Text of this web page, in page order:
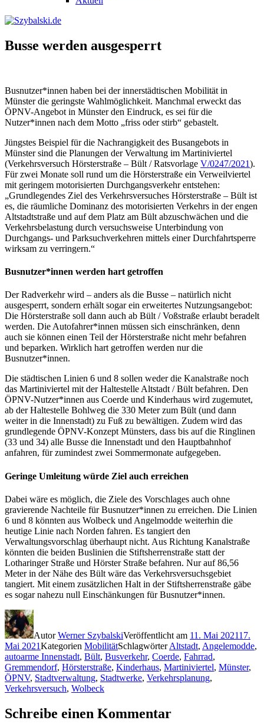
Busse werden ausgesperrt
Busnutzer*innen haben bei der innerstädtischen Mobilität in
Münster die geringste Wahlmöglichkeit. Manchmal erweckt das
ÖPNV-Angebot in Münster den Eindruck, es sei für die
Nutzer*innen nach dem Motto „friss oder stirb“ gebastelt.
Jüngstes Beispiel für die Nachrangigkeit des Busangebots in
Münster sind die Planungen der Verwaltung im Martiniviertel
(Verkehrsversuch Hörsterstraße – Bült / Ratsvorlage V/0247/2021).
Für zwei Monate soll rund um die Hörsterstraße ein Verweilviertel
mit geringem motorisierten Durchgangsverkehr entstehen:
„Grundlegendes Ziel des Verkehrsversuches Hörsterstraße – Bült ist
es, die räumliche Dominanz des motorisierten Verkehrs in der engen
Altstadtstraße und auf dem Platz am Bült abzuschwächen und die
Verkehrsbelastung durch versuchsweise Unterbindung von
Durchgangs- und Parksuchverkehren mittels einer Durchfahrtsperre
wirksam zu verringern.“
Busnutzer*innen werden hart getroffen
Der Radverkehr wird – anders als die Busse – natürlich nicht
ausgesperrt, sondern erhält sogar ein erweitertes Nutzungsangebot:
Die Hörsterstraße soll dann auch ab Bült / Voßstraße erlaubt beradelt
werden. Die Autofahrer*innen müssen sich einschränken, denn
auch sie können einen Teil der Hörsterstraße nicht mehr befahren
und beparken. Wirklich hart getroffen werden nur die
Busnutzer*innen.
Die städtischen Linien 6 und 8 sollen weder die Kanalstraße noch
das Martiniviertel mit der Haltestelle Altstadt / Bült befahren. Den
ÖPNV-Nutzer*innen aus Coerde und Kinderhaus wird zugemutet,
ab der Haltestelle Bohlweg die 330 Meter zum Bült (und dann
weiter in die Innenstadt) zu Fuß zu bewältigen. Zudem wird das
grundlegende ÖPNV-Konzept Münsters, dass bis auf die Ringlinen
(33 und 34) alle Busse die Innenstadt und den Hauptbahnhof
anfahren, für zumindest zwei Sommermonate aufgegeben.
Geringe Umleitung würde Ziel auch erreichen
Dabei wäre es möglich, die Ziele des Vorschlages auch ohne
gravierende Nachteile für Busnutzer*innen zu erreichen. Die Linien
6 und 8 könnten aus Wolbeck und Angelmodde weiterhin die
heutige Linie nach Norden fahren. Es tangiert den
Verwaltungsvorschlag überhaupt nicht. Aus Richtung Kanalstraße
könnten die beiden Buslinien die Stiftsherrenstraße statt der
Lotharinger Straße und Hörster Straße befahren. Nur auf 86,56
Meter in der Nähe des Bült wäre das Verkehrsversuchsgebiet
tangiert. Mit einem zusätzlichen Halt in der Stiftsherrenstraße gäbe
es sogar nahezu null Einschänkungen für Busnutzer*innen.
AutorWerner SzybalskiVeröffentlicht am 11. Mai 202117.
Mai 2021Kategorien MobilitätSchlagwörterAltstadt, Angelemodde,
autoarme Innenstadt, Bült, Busverkehr, Coerde, Fahrrad,
Gremmendorf, Hörsterstraße, Kinderhaus, Martiniviertel, Münster,
ÖPNV, Stadtverwaltung, Stadtwerke, Verkehrsplanung,
Verkehrsversuch, Wolbeck
Schreibe einen Kommentar